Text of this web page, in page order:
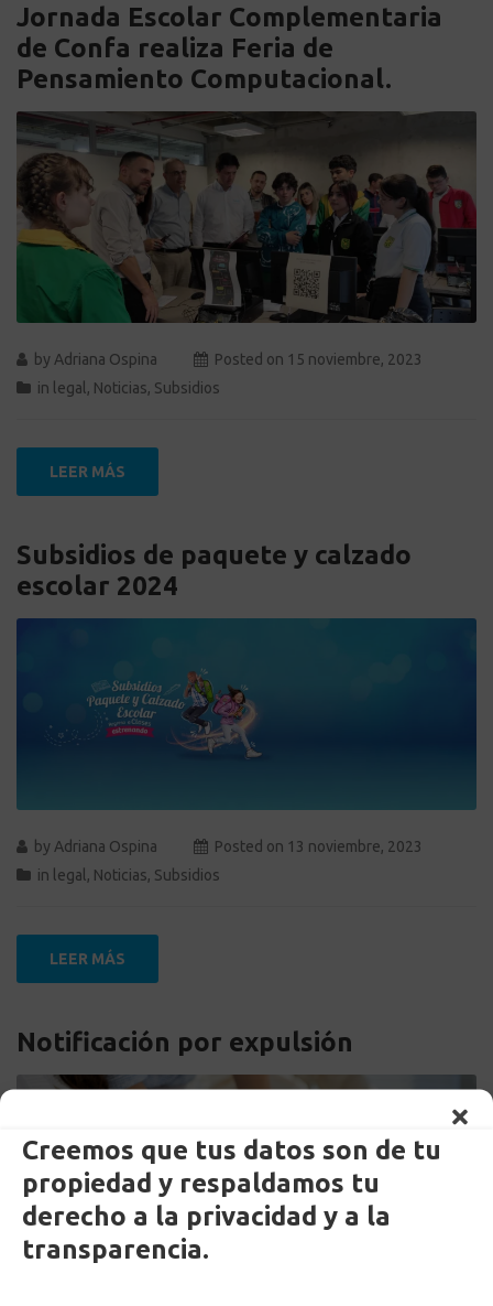
Creemos que tus datos son de tu
propiedad y respaldamos tu
derecho a la privacidad y a la
transparencia.
Jornada Escolar Complementaria
de Confa realiza Feria de
Pensamiento Computacional.
byAdriana Ospina Posted on 15 noviembre, 2023
in legal, Noticias, Subsidios
LEER MÁS
Subsidios de paquete y calzado
escolar 2024
byAdriana Ospina Posted on 13 noviembre, 2023
in legal, Noticias, Subsidios
LEER MÁS
Notificación por expulsión